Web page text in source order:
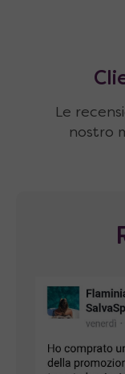
Le
nostro